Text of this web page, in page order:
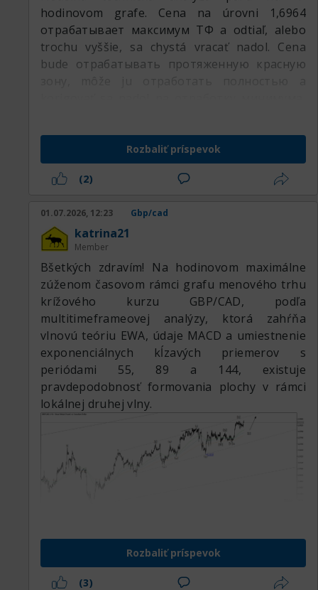
hodinovom grafe. Cena na úrovni 1,6964
отрабатывает максимум ТФ a odtiaľ, alebo
trochu vyššie, sa chystá vracať nadol. Cena
bude отрабатывать протяженную красную
trochu nižšie.
Rozbaliť príspevok
(2)
01.07.2026, 12:23 Gbp/cad
katrina21
Member
Вšetkých zdravím! Na hodinovom maximálne
zúženom časovom rámci grafu menového trhu
krížového kurzu GBP/CAD, podľa
multitimeframeovej analýzy, ktorá zahŕňa
vlnovú teóriu EWA, údaje MACD a umiestnenie
exponenciálnych kĺzavých priemerov s
periódami 55, 89 a 144, existuje
pravdepodobnosť formovania plochy v rámci
lokálnej druhej vlny.
Rozbaliť príspevok
(3)